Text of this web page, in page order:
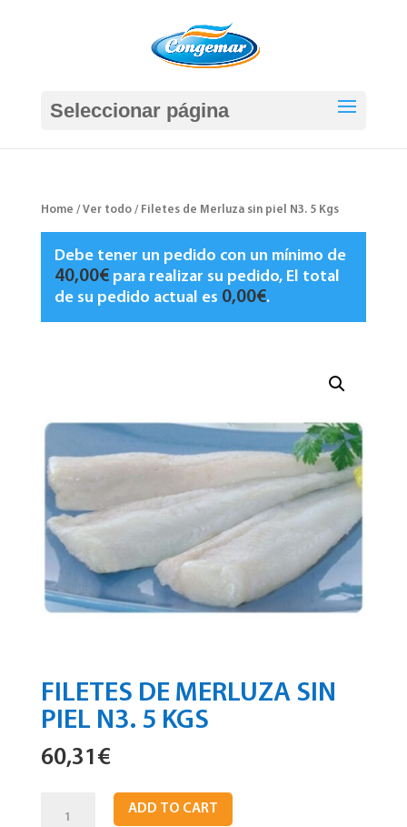
Seleccionar página
Home /Ver todo/ Filetes de Merluza sin piel N3. 5 Kgs
Debe tener un pedido con un mínimo de
40,00€para realizar su pedido, El total
de su pedido actual es 0,00€.
FILETES DE MERLUZA SIN
PIEL N3. 5 KGS
60,31€
ADD TO CART